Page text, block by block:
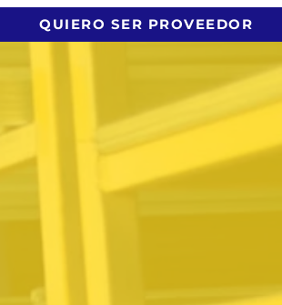
QUIERO SER PROVEEDOR